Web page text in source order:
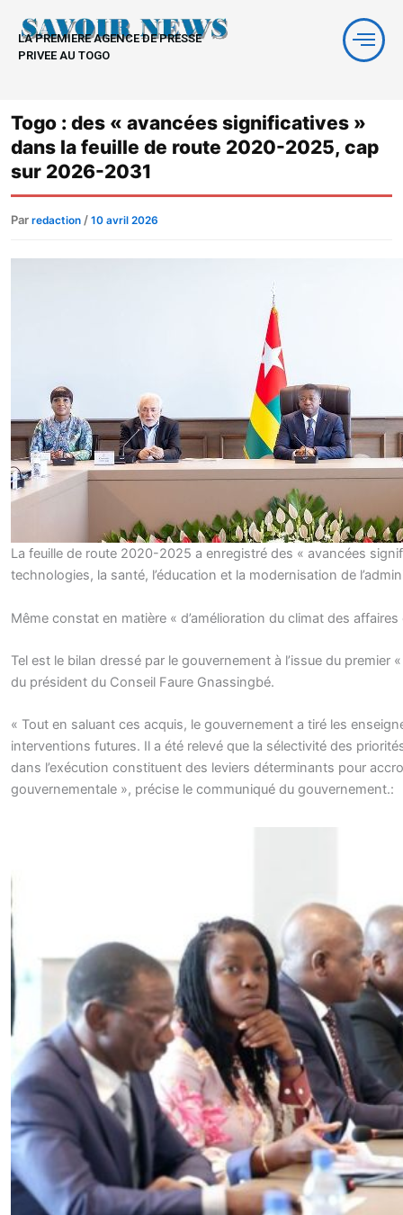
contenu
LA PREMIERE AGENCE DE PRESSE
PRIVEE AU TOGO
Togo : des « avancées significatives »
dans la feuille de route 2020-2025, cap
sur 2026-2031
Par redaction / 10 avril 2026
La feuille de route 2020-2025 a enregistré des « avancées
technologies, la santé, l’éducation et la modernisation de
Même constat en matière « d’amélioration du climat des
Tel est le bilan dressé par le gouvernement à l’issue du premier
du président du Conseil Faure Gnassingbé.
« Tout en saluant ces acquis, le gouvernement a tiré les
interventions futures. Il a été relevé que la sélectivité des
dans l’exécution constituent des leviers déterminants pour
gouvernementale », précise le communiqué du gouvernement.: